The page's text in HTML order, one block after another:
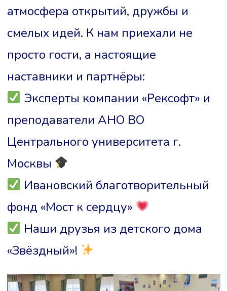
атмосфера открытий, дружбы и
смелых идей. К нам приехали не
просто гости, а настоящие
наставники и партнёры:
Эксперты компании «Рексофт» и
преподаватели АНО ВО
Центрального университета г.
Москвы
Ивановский благотворительный
фонд «Мост к сердцу»
Наши друзья из детского дома
«Звёздный»!